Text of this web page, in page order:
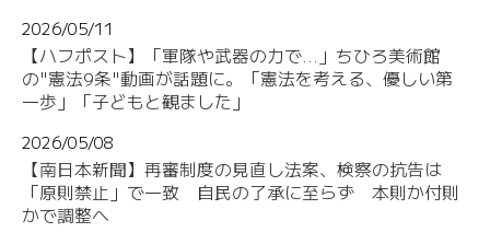
2026/05/11
【ハフポスト】「軍隊や武器の力で...」ちひろ美術館
の"憲法9条"動画が話題に。「憲法を考える、優しい第
一歩」「子どもと観ました」
2026/05/08
【南日本新聞】再審制度の見直し法案、検察の抗告は
「原則禁止」で一致 自民の了承に至らず 本則か付則
かで調整へ